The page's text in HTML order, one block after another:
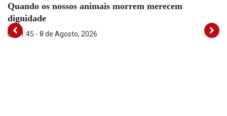
Quando os nossos animais morrem merecem
dignidade
11:45 - 8 de Agosto, 2026